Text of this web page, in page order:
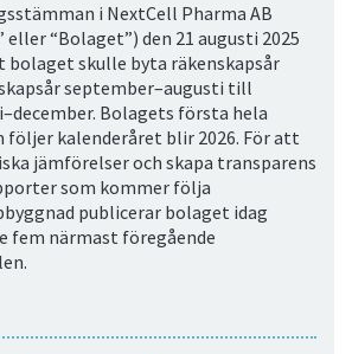
i NextCell Pharma AB
“Bolaget”) den 21 augusti 2025
bolaget skulle byta räkenskapsår
september–augusti till
Bolagets första hela
följer kalenderåret blir 2026. För att
jämförelser och skapa transparens
som kommer följa
publicerar bolaget idag
fem närmast föregående